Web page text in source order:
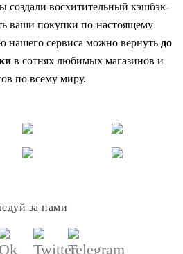
создали восхитительный кэшбэк-
ваши покупки по-настоящему
сервиса можно вернуть до
в сотнях любимых магазинов и
по всему миру.
за нами